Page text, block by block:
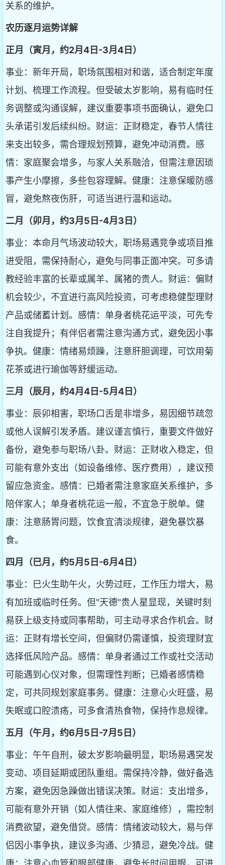
关系的维护。
农历逐月运势详解
正月（寅月，约2月4日-3月4日）
事业：新年开局，职场氛围相对和谐，适合制定年度
计划、梳理工作流程。但受破太岁影响，易有临时任
务调整或沟通误解，建议重要事项书面确认，避免口
头承诺引发后续纠纷。财运：正财稳定，春节人情往
来支出较多，需合理规划预算，避免冲动消费。感
情：家庭聚会增多，与家人关系融洽，但需注意因琐
事产生小摩擦，多些包容理解。健康：注意保暖防感
冒，避免熬夜伤肝，可适当进行温和运动。
二月（卯月，约3月5日-4月3日）
事业：本命月气场波动较大，职场易遇竞争或项目推
进受阻，需保持耐心，避免与同事正面冲突。可多请
教经验丰富的长辈或属羊、属猪的贵人。财运：偏财
机会较少，不宜进行高风险投资，可考虑稳健型理财
产品或储蓄计划。感情：单身者桃花运平淡，可先专
注自我提升；有伴侣者需注意沟通方式，避免因小事
争执。健康：情绪易烦躁，注意肝胆调理，可饮用菊
花茶或进行瑜伽等舒缓运动。
三月（辰月，约4月4日-5月4日）
事业：辰卯相害，职场口舌是非增多，易因细节疏忽
或他人误解引发矛盾。建议谨言慎行，重要文件做好
备份，避免参与职场八卦。财运：正财收入稳定，但
可能有意外支出（如设备维修、医疗费用），建议预
留应急资金。感情：已婚者需注意家庭关系维护，多
陪伴家人；单身者桃花运一般，不宜急于脱单。健
康：注意肠胃问题，饮食宜清淡规律，避免暴饮暴
食。
四月（巳月，约5月5日-6月4日）
事业：巳火生助午火，火势过旺，工作压力增大，易
有加班或临时任务。但"天德"贵人星显现，关键时刻
易获上级支持或同事帮助，可主动寻求合作机会。财
运：正财有增长空间，但偏财仍需谨慎，投资理财宜
选择低风险产品。感情：单身者通过工作或社交活动
可能遇到心仪对象，但需理性判断；已婚者感情稳
定，可共同规划家庭事务。健康：注意心火旺盛，易
失眠或口腔溃疡，可多食清热食物，保持作息规律。
五月（午月，约6月5日-7月5日）
事业：午午自刑，破太岁影响最明显，职场易遇突发
变动、项目延期或团队重组。需保持冷静，做好备选
方案，避免因急躁做出错误决策。财运：支出增多，
可能有意外开销（如人情往来、家庭维修），需控制
消费欲望，避免借贷。感情：情绪波动较大，易与伴
侣因小事争执，建议多沟通、少猜忌，避免冷战。健